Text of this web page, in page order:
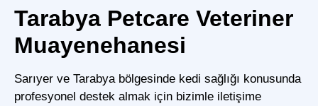
Tarabya Petcare Veteriner
Muayenehanesi
Sarıyer ve Tarabya bölgesinde kedi sağlığı konusunda
profesyonel destek almak için bizimle iletişime